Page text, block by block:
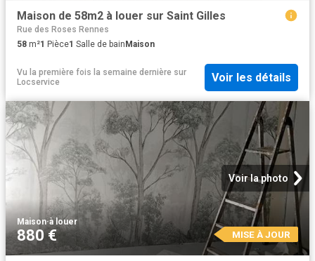
Maison de 58m2 à louer sur Saint Gilles
Rue des Roses Rennes
58 m²1 Pièce1 Salle de bain Maison
Vu la première fois la semaine dernière sur
Locservice
Voir les détails
Voir la photo
Maison·à louer
880 € MISE À JOUR